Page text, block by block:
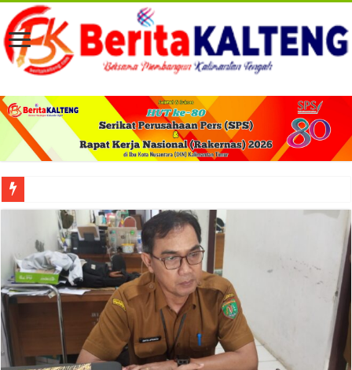
Viral! Selama Dua Bulan Lebih Siltap Serta Tunjangan Pemdes dan BPD di